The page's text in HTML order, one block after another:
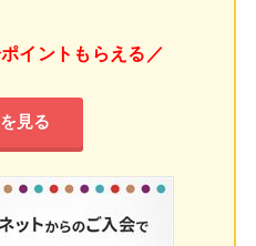
イントもらえる／
見る